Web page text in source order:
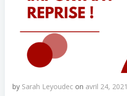
by Sarah Leyoudec on avril 24, 2021